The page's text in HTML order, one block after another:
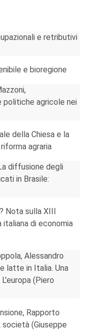
e retributivi
e bioregione
politiche agricole nei
della Chiesa e la
agraria
diffusione degli
in Brasile:
Nota sulla XIII
di economia
Alessandro
latte in Italia. Una
(Piero
Rapporto
società (Giuseppe